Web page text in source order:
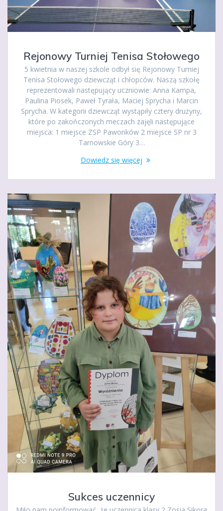
Rejonowy Turniej Tenisa Stołowego
5 kwietnia w naszej szkole odbył się Rejonowy Turniej
Tenisa Stołowego dziewcząt i chłopców. Naszą szkołę
reprezentowali następujący uczniowie: Anna Kampa,
Paulina Piosek, Paweł Tyrała, Maciej Sprycha i Marcin
Sprycha. W kategorii dziewcząt wystąpiły cztery drużyny,
które po zakończonych meczach zajęli następujące
miejsca: 1 miejsce ZSP Pawonków 2 miejsce SP nr 3
Tarnowskie Góry 3…
Dowiedz się więcej
Sukces uczennicy